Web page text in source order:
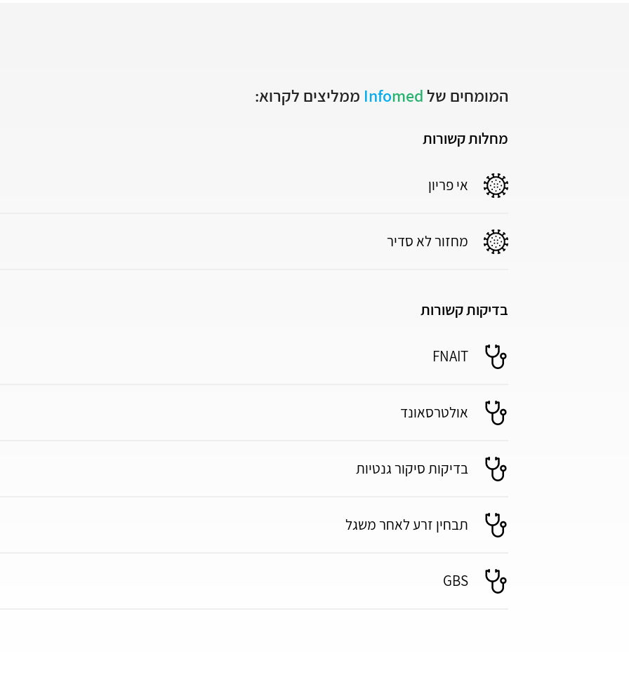
המומחים של Infomed ממליצים לקרוא:
מחלות קשורות
אי פריון
מחזור לא סדיר
בדיקות קשורות
FNAIT
אולטרסאונד
בדיקות סיקור גנטיות
תבחין זרע לאחר משגל
GBS